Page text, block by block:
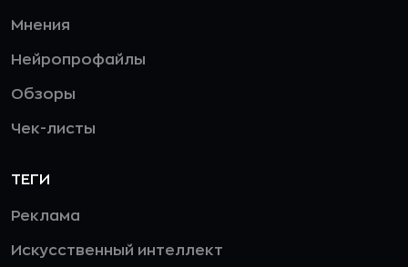
Мнения
Нейропрофайлы
Обзоры
Чек-листы
ТЕГИ
Реклама
Искусственный интеллект